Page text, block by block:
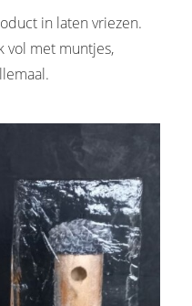
in laten vriezen.
vol met muntjes,